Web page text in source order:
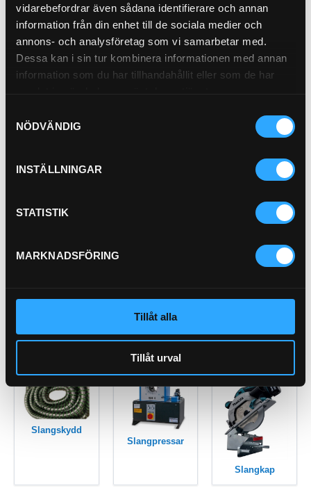
vidarebefordrar även sådana identifierare och annan
information från din enhet till de sociala medier och
annons- och analysföretag som vi samarbetar med.
Dessa kan i sin tur kombinera informationen med annan
information som du har tillhandahållit eller som de har
NÖDVÄNDIG
INSTÄLLNINGAR
STATISTIK
MARKNADSFÖRING
Tillåt alla
Tillåt urval
Presshylsor
Presskopplingar
Slangskydd
Slangpressar
Slangkap